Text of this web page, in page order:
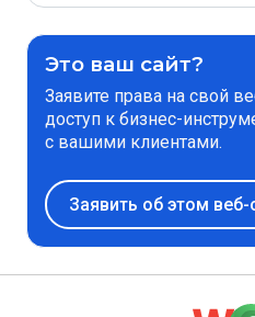
Это ваш сайт?
Заявите права на свой
доступ к бизнес-
с вашими клиентами.
Заявить об этом веб-